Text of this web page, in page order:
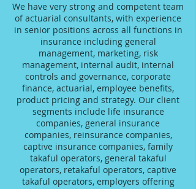
We have very strong and competent team
of actuarial consultants, with experience
in senior positions across all functions in
insurance including general
management, marketing, risk
management, internal audit, internal
controls and governance, corporate
finance, actuarial, employee benefits,
product pricing and strategy. Our client
segments include life insurance
companies, general insurance
companies, reinsurance companies,
captive insurance companies, family
takaful operators, general takaful
operators, retakaful operators, captive
takaful operators, employers offering